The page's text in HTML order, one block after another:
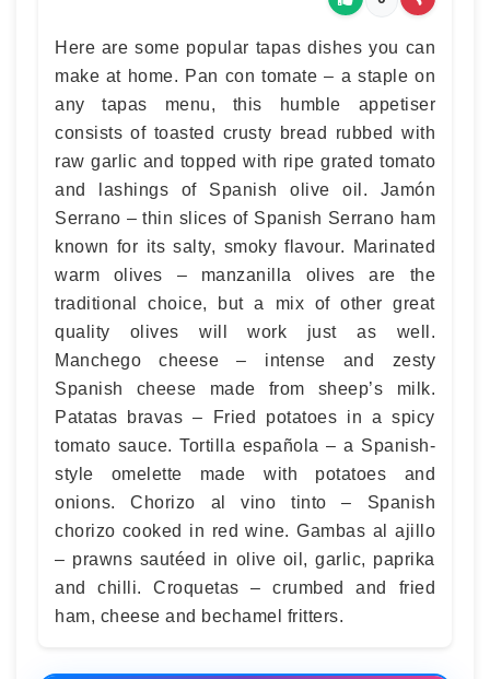
Here are some popular tapas dishes you can
make at home. Pan con tomate – a staple on
any tapas menu, this humble appetiser
consists of toasted crusty bread rubbed with
raw garlic and topped with ripe grated tomato
and lashings of Spanish olive oil. Jamón
Serrano – thin slices of Spanish Serrano ham
known for its salty, smoky flavour. Marinated
warm olives – manzanilla olives are the
traditional choice, but a mix of other great
quality olives will work just as well.
Manchego cheese – intense and zesty
Spanish cheese made from sheep’s milk.
Patatas bravas – Fried potatoes in a spicy
tomato sauce. Tortilla española – a Spanish-
style omelette made with potatoes and
onions. Chorizo al vino tinto – Spanish
chorizo cooked in red wine. Gambas al ajillo
– prawns sautéed in olive oil, garlic, paprika
and chilli. Croquetas – crumbed and fried
ham, cheese and bechamel fritters.